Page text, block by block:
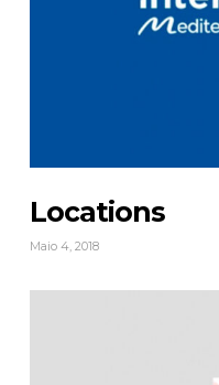
Locations
Maio 4, 2018